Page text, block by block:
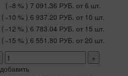
( -8 % ) 7 091.36 РУБ. от 6 шт.
( -10 % ) 6 937.20 РУБ. от 10 шт.
( -12 % ) 6 783.04 РУБ. от 15 шт.
( -15 % ) 6 551.80 РУБ. от 20 шт.
+
добавить